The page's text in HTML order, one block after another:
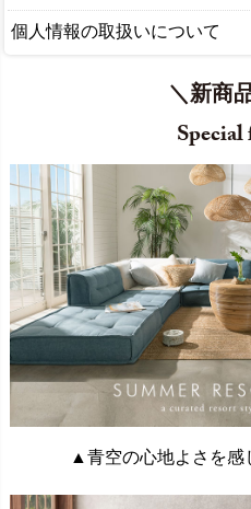
個人情報の取扱いについて
＼新商
▲青空の心地よさを感